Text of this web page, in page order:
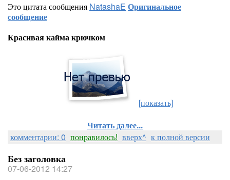
Это цитата сообщения NatashaE Оригинальное
сообщение
Красивая кайма крючком
[показать]
Читать далее...
комментарии: 0 понравилось! вверх^ к полной версии
Без заголовка
07-06-2012 14:27